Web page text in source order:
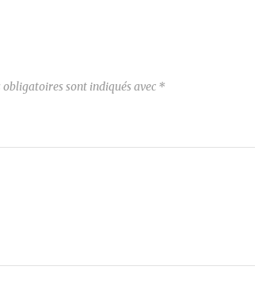
obligatoires sont indiqués avec *